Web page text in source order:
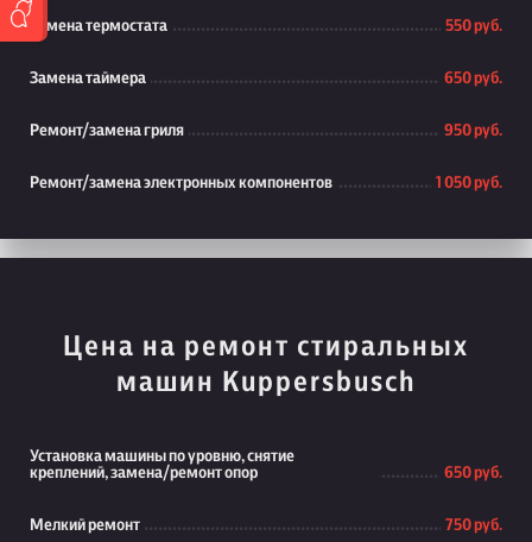
Замена термостата 550 руб.
Замена таймера 650 руб.
Ремонт/замена гриля 950 руб.
Ремонт/замена электронных компонентов 1 050 руб.
Цена на ремонт стиральных
машин Kuppersbusch
Установка машины по уровню, снятие
креплений, замена/ремонт опор
650 руб.
Мелкий ремонт 750 руб.